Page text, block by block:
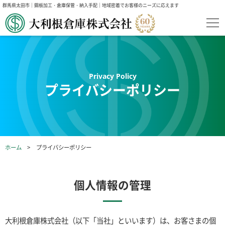
群馬県太田市｜鋼板加工・倉庫保管・納入手配｜地域密着でお客様のニーズに応えます
プライバシーポリシー
ホーム プライバシーポリシー
個人情報の管理
大利根倉庫株式会社（以下「当社」といいます）は、お客さまの個